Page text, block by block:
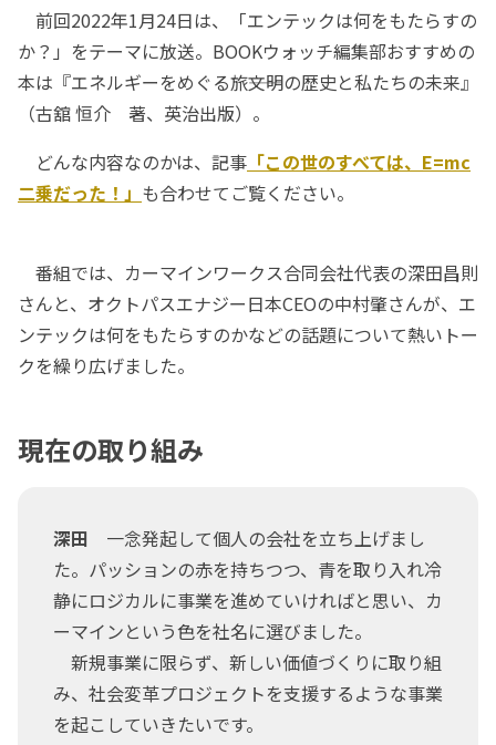
前回2022年1月24日は、「エンテックは何をもたらすの
か？」をテーマに放送。BOOKウォッチ編集部おすすめの
本は『エネルギーをめぐる旅――文明の歴史と私たちの未来』
（古舘 恒介 著、英治出版）。
どんな内容なのかは、記事 「この世のすべては、E=mc
二乗だった！」 も合わせてご覧ください。
番組では、カーマインワークス合同会社代表の深田昌則
さんと、オクトパスエナジー日本CEOの中村肇さんが、エ
ンテックは何をもたらすのかなどの話題について熱いトー
クを繰り広げました。
現在の取り組み
深田 一念発起して個人の会社を立ち上げまし
た。パッションの赤を持ちつつ、青を取り入れ冷
静にロジカルに事業を進めていければと思い、カ
ーマインという色を社名に選びました。
新規事業に限らず、新しい価値づくりに取り組
み、社会変革プロジェクトを支援するような事業
を起こしていきたいです。